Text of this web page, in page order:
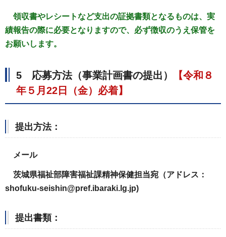
領収書やレシートなど支出の証拠書類となるものは、実
績報告の際に必要となりますので、必ず徴収のうえ保管を
お願いします。
5 応募方法（事業計画書の提出）
【令和８
年５月22日（金）必着】
提出方法：
メール
茨城県福祉部障害福祉課精神保健担当宛（アドレス：
shofuku-seishin@pref.ibaraki.lg.jp)
提出書類：